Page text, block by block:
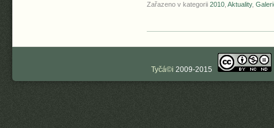
Zařazeno v kategorii 2010 Aktuality,
Tyčá©i 2009-2015